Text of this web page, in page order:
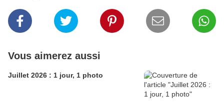
Vous aimerez aussi
Juillet 2026 : 1 jour, 1 photo